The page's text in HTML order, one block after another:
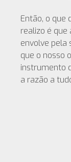
Então, o que
realizo é
envolve pela
que o nosso
instrumento
a razão a